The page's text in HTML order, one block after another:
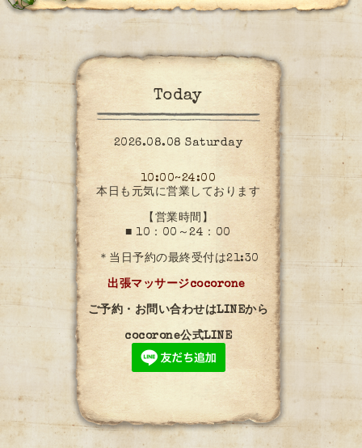
Today
2026.08.08 Saturday
10:00~24:00
本日も元気に営業しております
【営業時間】
■ 10：00～24：00
＊当日予約の最終受付は21:30
出張マッサージcocorone
ご予約・お問い合わせはLINEから
cocorone公式LINE